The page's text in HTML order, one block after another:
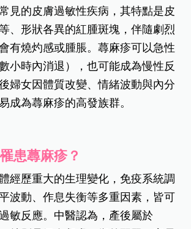
皮膚會突然出現癢感、紅腫、凸起
婦的生活品質造成不小困擾。沐稼
婉柔院長告訴你產後蕁麻疹的成
法，以及日常調養與預防之道。
見的皮膚過敏性疾病，其特點是皮
、形狀各異的紅腫斑塊，伴隨劇烈
有燒灼感或腫脹。蕁麻疹可以急性
小時內消退），也可能成為慢性反
婦女因體質改變、情緒波動與內分